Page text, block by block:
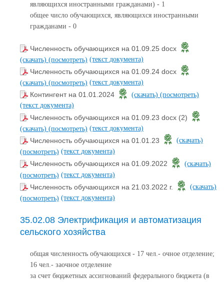
являющихся иностранными гражданами) - 1
общее число обучающихся, являющихся иностранными
гражданами - 0
Численность обучающихся на 01.09.25 docx
(скачать) (посмотреть) (текст документа)
Численность обучающихся на 01.09.24 docx
(скачать) (посмотреть) (текст документа)
Контингент на 01.01.2024 (скачать) (посмотреть)
(текст документа)
Численность обучающихся на 01.09.23 docx (2)
(скачать) (посмотреть) (текст документа)
Численность обучающихся на 01.01.23
(скачать)
(посмотреть) (текст документа)
Численность обучающихся на 01.09.2022
(скачать)
(посмотреть) (текст документа)
Численность обучающихся на 21.03.2022 г.
(скачать)
(посмотреть) (текст документа)
35.02.08 Электрификация и автоматизация
сельского хозяйства
общая численность обучающихся - 17 чел.- очное отделение;
16 чел.- заочное отделение
за счет бюджетных ассигнований федерального бюджета (в